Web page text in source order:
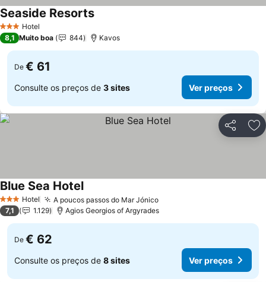
3 EstrelasHotel
Seaside Resorts
8,1 Muito boa 844 Kavos
De € 61
Consulte os preços de 3 sites Ver preços
Partilhar
3 EstrelasHotel A poucos passos do Mar Jónico
Blue Sea Hotel
7,1 1.129 Agios Georgios of Argyrades
De € 62
Consulte os preços de 8 sites Ver preços